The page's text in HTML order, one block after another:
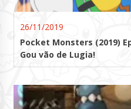
26/11/2019
Pocket Monsters (2019)
Gou vão de Lugia!